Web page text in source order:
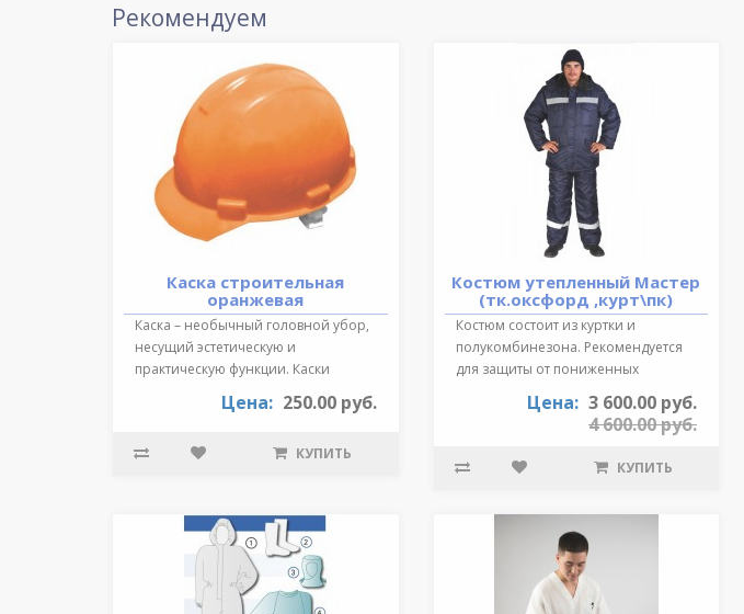
Рекомендуем
Каска строительная
оранжевая
Каска – необычный головной убор,
несущий эстетическую и
практическую функции. Каски
Цена: 250.00 руб.
КУПИТЬ
Костюм утепленный Мастер
(тк.оксфорд ,курт\пк)
Костюм состоит из куртки и
полукомбинезона. Рекомендуется
для защиты от пониженных
Цена: 3 600.00 руб.
4 600.00 руб.
КУПИТЬ